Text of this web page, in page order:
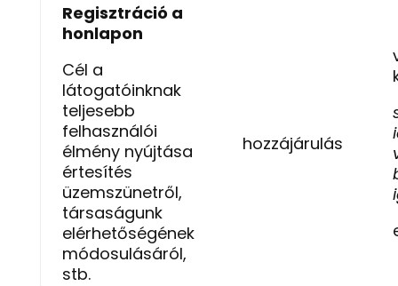
Regisztráció a
honlapon
Cél a
látogatóinknak
teljesebb
felhasználói
élmény nyújtása
értesítés
üzemszünetről,
társaságunk
elérhetőségének
módosulásáról,
stb.
hozzájárulás